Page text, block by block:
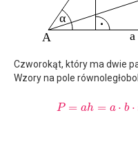
Czworokąt, który ma dwie
Wzory na pole
P = ah = a ⋅ b ⋅